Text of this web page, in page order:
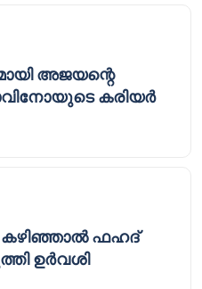
അജയന്റെ
കരിയർ
കഴിഞ്ഞാൽ ഫഹദ്
ഉർവശി